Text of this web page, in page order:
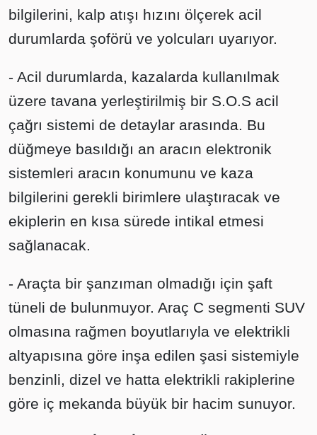
bilgilerini, kalp atışı hızını ölçerek acil
durumlarda şoförü ve yolcuları uyarıyor.
- Acil durumlarda, kazalarda kullanılmak
üzere tavana yerleştirilmiş bir S.O.S acil
çağrı sistemi de detaylar arasında. Bu
düğmeye basıldığı an aracın elektronik
sistemleri aracın konumunu ve kaza
bilgilerini gerekli birimlere ulaştıracak ve
ekiplerin en kısa sürede intikal etmesi
sağlanacak.
- Araçta bir şanzıman olmadığı için şaft
tüneli de bulunmuyor. Araç C segmenti SUV
olmasına rağmen boyutlarıyla ve elektrikli
altyapısına göre inşa edilen şasi sistemiyle
benzinli, dizel ve hatta elektrikli rakiplerine
göre iç mekanda büyük bir hacim sunuyor.